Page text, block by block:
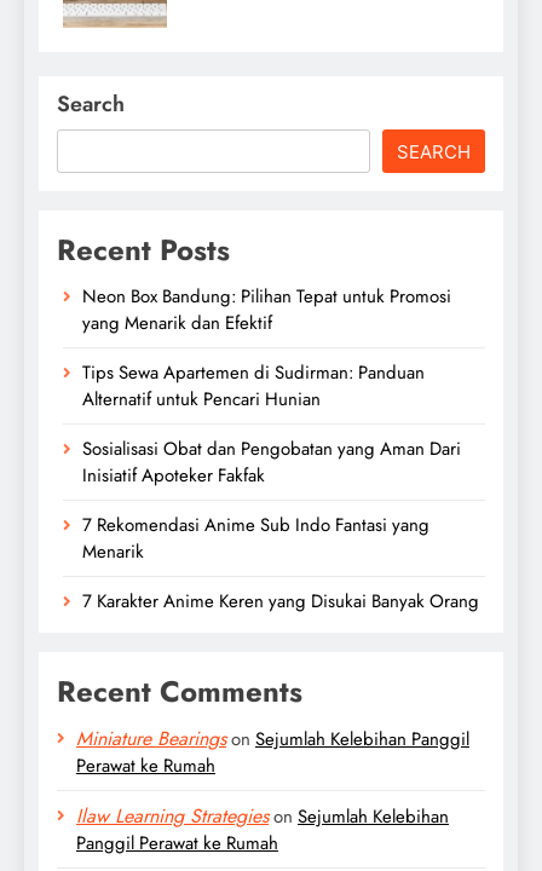
Search
SEARCH
Recent Posts
Neon Box Bandung: Pilihan Tepat untuk Promosi
yang Menarik dan Efektif
Tips Sewa Apartemen di Sudirman: Panduan
Alternatif untuk Pencari Hunian
Sosialisasi Obat dan Pengobatan yang Aman Dari
Inisiatif Apoteker Fakfak
7 Rekomendasi Anime Sub Indo Fantasi yang
Menarik
7 Karakter Anime Keren yang Disukai Banyak Orang
Recent Comments
Miniature Bearingson Sejumlah Kelebihan Panggil
Perawat ke Rumah
Ilaw Learning Strategieson Sejumlah Kelebihan
Panggil Perawat ke Rumah